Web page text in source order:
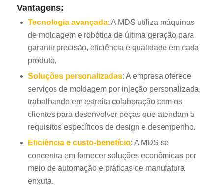
Vantagens:
Tecnologia avançada: A MDS utiliza máquinas
de moldagem e robótica de última geração para
garantir precisão, eficiência e qualidade em cada
produto.
Soluções personalizadas: A empresa oferece
serviços de moldagem por injeção personalizada,
trabalhando em estreita colaboração com os
clientes para desenvolver peças que atendam a
requisitos específicos de design e desempenho.
Eficiência e custo-benefício: A MDS se
concentra em fornecer soluções econômicas por
meio de automação e práticas de manufatura
enxuta.